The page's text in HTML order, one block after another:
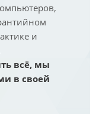
и
всё, мы
в своей